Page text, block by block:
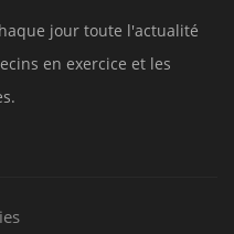
jour toute l'actualité
en exercice et les